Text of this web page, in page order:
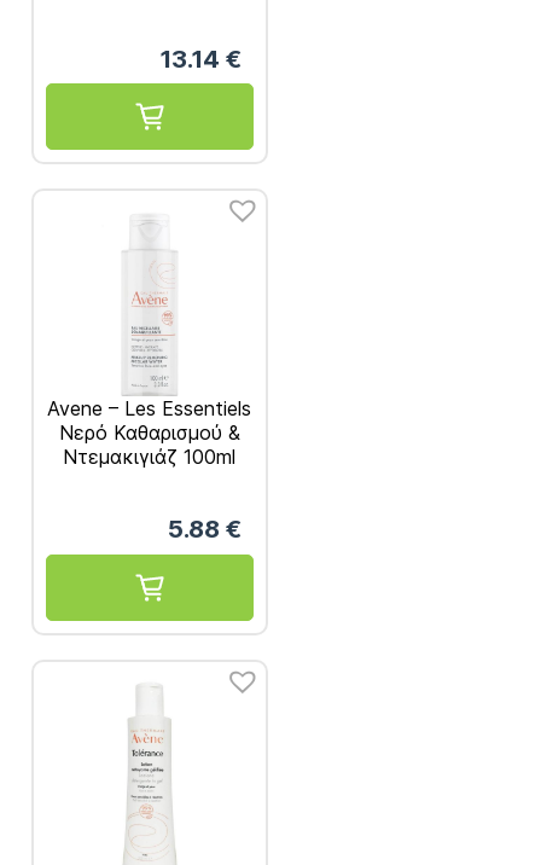
13.14 €
Avene – Les Essentiels
Νερό Καθαρισμού &
Ντεμακιγιάζ 100ml
5.88 €